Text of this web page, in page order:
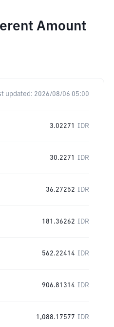
Amount
updated: 2026/08/06 05:00
3.02271 IDR
30.2271 IDR
36.27252 IDR
181.36262 IDR
562.22414 IDR
906.81314 IDR
1,088.17577 IDR